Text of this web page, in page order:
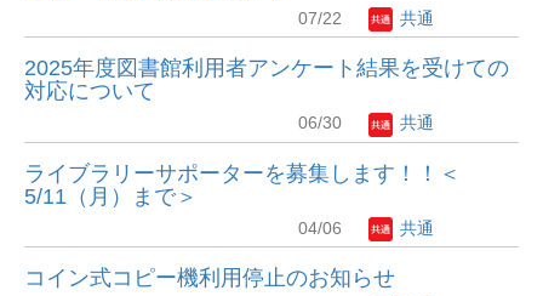
07/22 共通
2025年度図書館利用者アンケート結果を受けての
対応について
06/30 共通
ライブラリーサポーターを募集します！！＜
5/11（月）まで＞
04/06 共通
コイン式コピー機利用停止のお知らせ